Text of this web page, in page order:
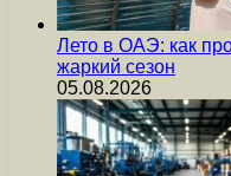
Лето в ОАЭ: как
жаркий сезон
05.08.2026